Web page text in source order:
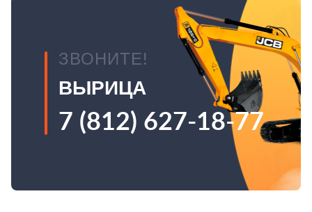
ЗВОНИТЕ!
ВЫРИЦА
7 (812) 627-18-77